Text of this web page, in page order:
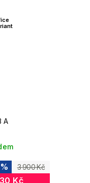
A
3 900 Kč
Kč